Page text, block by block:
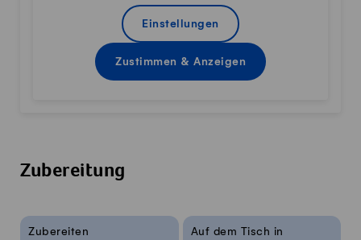
Einstellungen
Zustimmen & Anzeigen
Zubereitung
Rezeptinfos
Zubereiten
Auf dem Tisch in